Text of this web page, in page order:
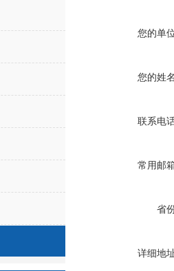
您的单
您的姓
联系电
常用邮
省
详细地